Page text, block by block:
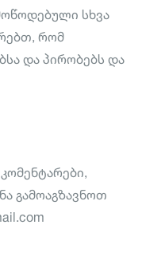
სხვა
რომ
და პირობებს და
გამოაგზავნოთ